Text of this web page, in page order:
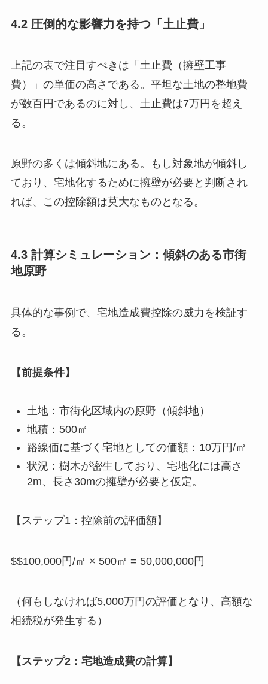
4.2 圧倒的な影響力を持つ「土止費」
上記の表で注目すべきは「土止費（擁壁工事
費）」の単価の高さである。平坦な土地の整地費
が数百円であるのに対し、土止費は7万円を超え
る。
原野の多くは傾斜地にある。もし対象地が傾斜し
ており、宅地化するために擁壁が必要と判断され
れば、この控除額は莫大なものとなる。
4.3 計算シミュレーション：傾斜のある市街
地原野
具体的な事例で、宅地造成費控除の威力を検証す
る。
【前提条件】
土地：市街化区域内の原野（傾斜地）
地積：500㎡
路線価に基づく宅地としての価額：10万円/㎡
状況：樹木が密生しており、宅地化には高さ
2m、長さ30mの擁壁が必要と仮定。
【ステップ1：控除前の評価額】
$$100,000円/㎡ × 500㎡ = 50,000,000円
（何もしなければ5,000万円の評価となり、高額な
相続税が発生する）
【ステップ2：宅地造成費の計算】